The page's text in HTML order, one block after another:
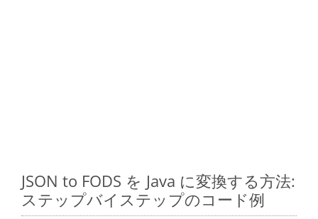
JSON to FODS を Java に変換する方法:
ステップバイステップのコード例